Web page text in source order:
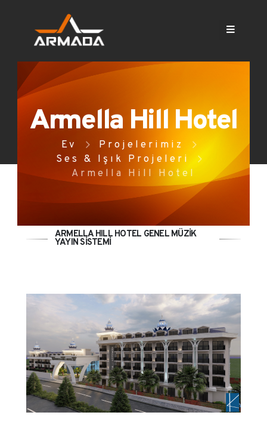
Armella Hill Hotel
Ev
Projelerimiz
Ses & Işık Projeleri
Armella Hill Hotel
ARMELLA HILL HOTEL GENEL MÜZİK
YAYIN SİSTEMİ